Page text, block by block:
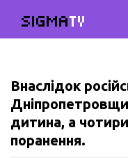
SIGMATV
Внаслідок
дитина, а
поранення.